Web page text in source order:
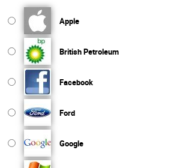
Apple
British Petroleum
Facebook
Ford
Google